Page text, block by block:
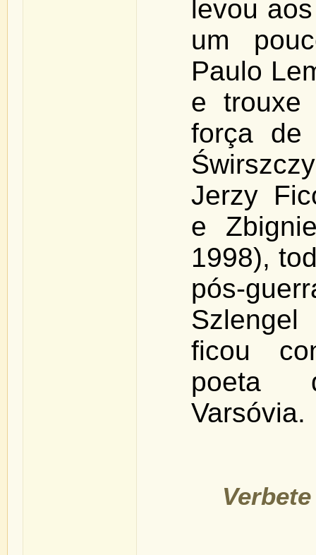
levou
um
Paulo
e trouxe
força de
Jerzy
e
1998),
pós-
ficou
poeta
Varsóvia.